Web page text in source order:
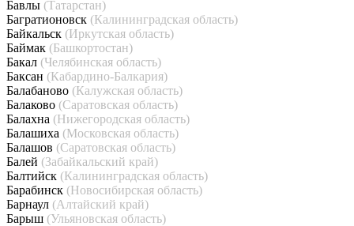
Бавлы (Татарстан)
Багратионовск (Калининградская область)
Байкальск (Иркутская область)
Баймак (Башкортостан)
Бакал (Челябинская область)
Баксан (Кабардино-Балкария)
Балабаново (Калужская область)
Балаково (Саратовская область)
Балахна (Нижегородская область)
Балашиха (Московская область)
Балашов (Саратовская область)
Балей (Забайкальский край)
Балтийск (Калининградская область)
Барабинск (Новосибирская область)
Барнаул (Алтайский край)
Барыш (Ульяновская область)